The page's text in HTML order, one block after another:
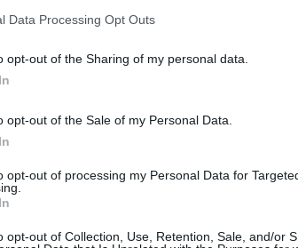
Data Processing Opt Outs
opt-out of the Sharing of my personal data.
opt-out of the Sale of my Personal Data.
opt-out of processing my Personal Data for
opt-out of Collection, Use, Retention, Sale, and/or
της τάξης ιστορικών φλάουτων του Τ.Μ.Σ.,
στον 21ο αιώνα".
του φλάουτου με ράμφος και του
την Αρχαιότητα, την Αναγέννηση και το
Johann Gottfried Walther, Georg Philipp
Κτενιαδάκη, Αλκίνοος
Δημήτρης Κούντουρας, απαγγελία:
είναι ελεύθερη.